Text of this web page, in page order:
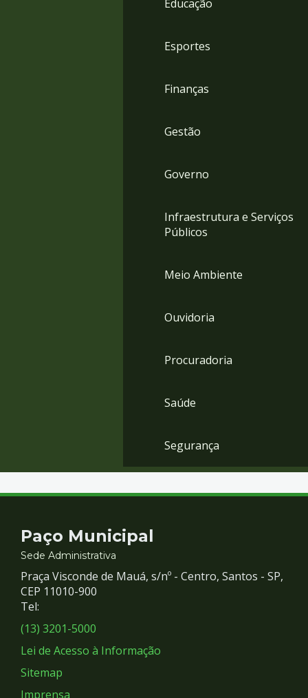
Educação
Esportes
Finanças
Gestão
Governo
Infraestrutura e Serviços
Públicos
Meio Ambiente
Ouvidoria
Procuradoria
Saúde
Segurança
Contato
e
Redes
Sociais
Paço Municipal
Sede Administrativa
Praça Visconde de Mauá, s/nº - Centro, Santos - SP,
CEP 11010-900
Tel:
(13) 3201-5000
Lei de Acesso à Informação
Sitemap
Imprensa